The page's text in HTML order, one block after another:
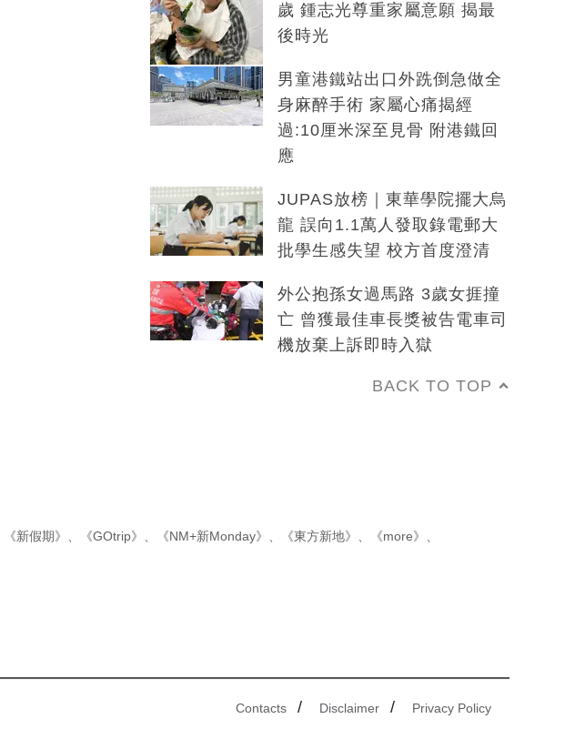
歲 鍾志光尊重家屬意願 揭最
後時光
男童港鐵站出口外跣倒急做全
身麻醉手術 家屬心痛揭經
過:10厘米深至見骨 附港鐵回
應
JUPAS放榜｜東華學院擺大烏
龍 誤向1.1萬人發取錄電郵大
批學生感失望 校方首度澄清
外公抱孫女過馬路 3歲女捱撞
亡 曾獲最佳車長獎被告電車司
機放棄上訴即時入獄
BACK TO TOP
《新假期》 《GOtrip》 《NM+新Monday》 《東方新地》 《more》
Contacts / Disclaimer / Privacy Policy